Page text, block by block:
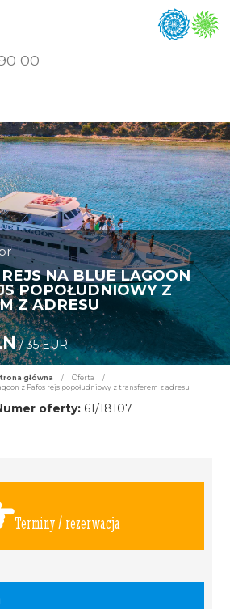
00
NA BLUE LAGOON
POPOŁUDNIOWY Z
Z ADRESU
/ 35 EUR
główna / Oferta
/
z Pafos rejs popołudniowy z transferem z adresu
oferty:61/18107
Terminy / rezerwacja